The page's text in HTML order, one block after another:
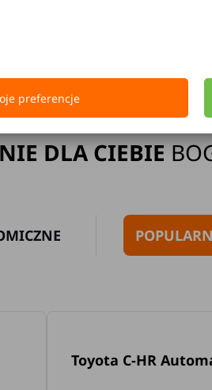
DLA CIEBIE
Toyota C-HR
preferencje